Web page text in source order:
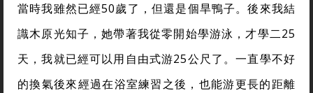
當時我雖然已經50歲了，但還是個旱鴨子。後來我結
識木原光知子，她帶著我從零開始學游泳，才學二25
天，我就已經可以用自由式游25公尺了。一直學不好
的換氣後來經過在浴室練習之後，也能游更長的距離